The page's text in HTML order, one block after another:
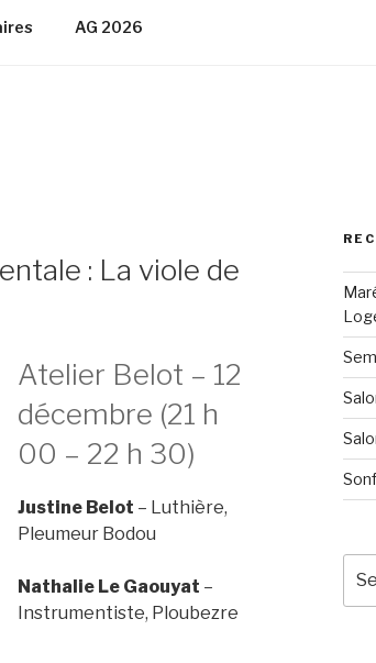
AG 2026
: La viole de
Atelier Belot – 12
décembre (21 h
00 – 22 h 30)
Justine Belot – Luthière,
Pleumeur Bodou
Nathalie Le Gaouyat –
Instrumentiste, Ploubezre
for: